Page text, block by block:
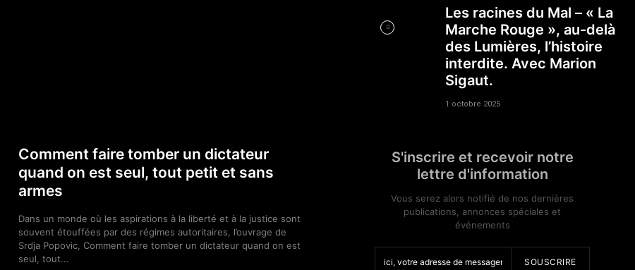
Comment faire tomber un dictateur
quand on est seul, tout petit et sans
armes
Dans un monde où les aspirations à la liberté et à la justice sont
souvent étouffées par des régimes autoritaires, l’ouvrage de
Srdja Popovic, Comment faire tomber un dictateur quand on est
seul, tout...
Les racines du Mal – « La
Marche Rouge », au-delà
des Lumières, l’histoire
interdite. Avec Marion
Sigaut.
1 octobre 2025
S'inscrire et recevoir notre
lettre d'information
Vous serez alors notifié de nos dernières
publications, annonces spéciales et
événements
SOUSCRIRE